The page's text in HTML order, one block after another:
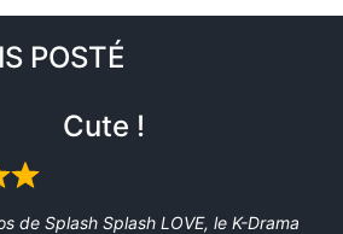
POSTÉ
Cute !
de Splash Splash LOVE, le K-Drama